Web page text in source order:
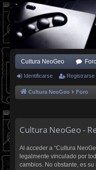
Cultura NeoGeo
Identificarse Registrarse
Cultura NeoGeo Foro
Cultura NeoGeo -
Al acceder a “Cultura
legalmente vinculado por
cambios. No obstante, es